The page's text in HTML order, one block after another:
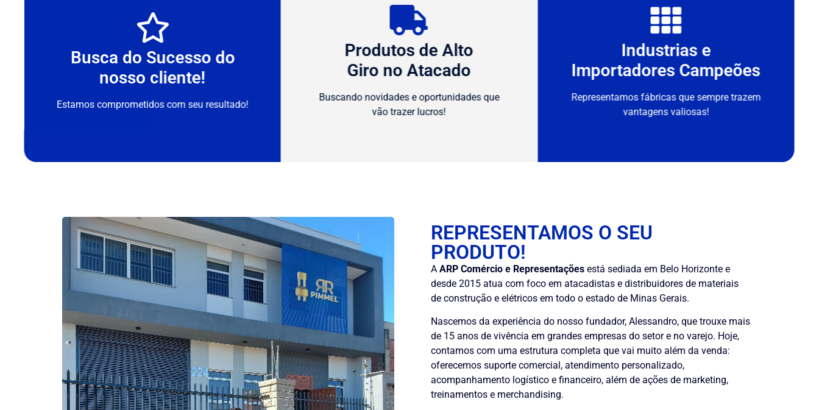
Busca do Sucesso do
nosso cliente!
Estamos comprometidos com seu resultado!
Produtos de Alto
Giro no Atacado
Buscando novidades e oportunidades que
vão trazer lucros!
Industrias e
Importadores Campeões
Representamos fábricas que sempre trazem
vantagens valiosas!
REPRESENTAMOS O SEU
PRODUTO!
A ARP Comércio e Representaçõesestá sediada em Belo Horizonte e
desde 2015 atua com foco em atacadistas e distribuidores de materiais
de construção e elétricos em todo o estado de Minas Gerais.
Nascemos da experiência do nosso fundador, Alessandro, que trouxe mais
de 15 anos de vivência em grandes empresas do setor e no varejo. Hoje,
contamos com uma estrutura completa que vai muito além da venda:
oferecemos suporte comercial, atendimento personalizado,
acompanhamento logístico e financeiro, além de ações de marketing,
treinamentos e merchandising.